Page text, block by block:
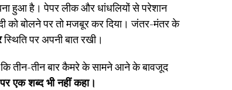
हुआ है। पेपर लीक और धांधलियों से परेशान
को बोलने पर तो मजबूर कर दिया। जंतर-मंतर के
स्थिति पर अपनी बात रखी।
तीन-तीन बार कैमरे के सामने आने के बावजूद
एक शब्द भी नहीं कहा।